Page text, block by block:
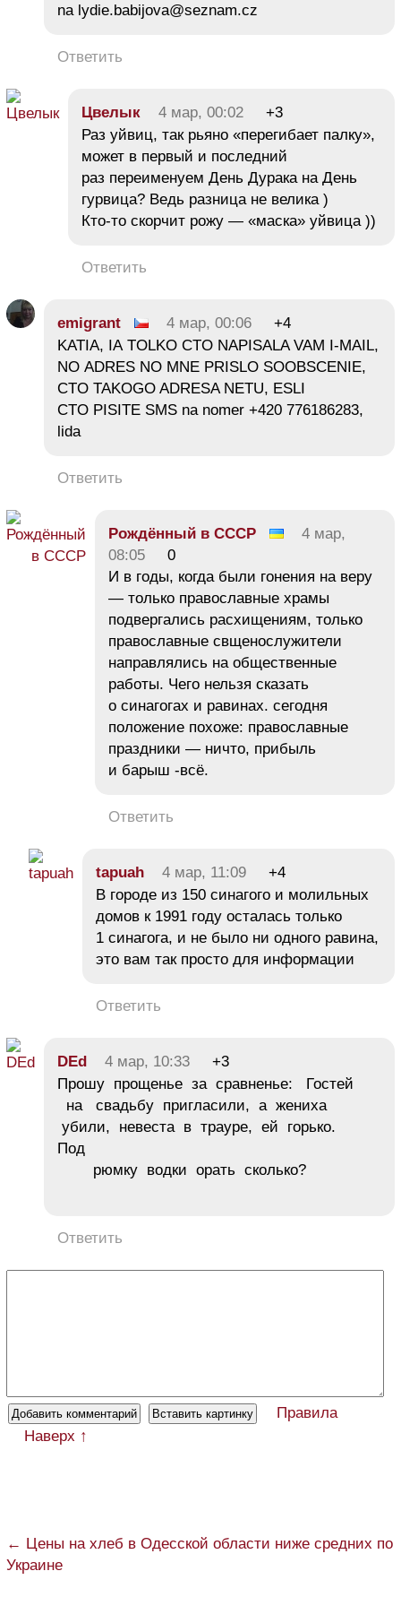
na lydie.babijova@seznam.cz
Ответить
Цвелык 4 мар, 00:02
+3
Раз уйвиц, так рьяно «перегибает палку»,
может в первый и последний
раз переименуем День Дурака на День
гурвица? Ведь разница не велика )
Кто-то скорчит рожу — «маска» уйвица ))
Ответить
emigrant 4 мар, 00:06
+4
KATIA, IA TOLKO CTO NAPISALA VAM I-MAIL,
NO ADRES NO MNE PRISLO SOOBSCENIE,
CTO TAKOGO ADRESA NETU, ESLI
CTO PISITE SMS na nomer +420 776186283,
lida
Ответить
Рождённый в СССР
4 мар,
08:05
0
И в годы, когда были гонения на веру
— только православные храмы
подвергались расхищениям, только
православные свщенослужители
направлялись на общественные
работы. Чего нельзя сказать
о синагогах и равинах. сегодня
положение похоже: православные
праздники — ничто, прибыль
и барыш -всё.
Ответить
tapuah 4 мар, 11:09
+4
В городе из 150 синагого и молильных
домов к 1991 году осталась только
1 синагога, и не было ни одного равина,
это вам так просто для информации
Ответить
DEd 4 мар, 10:33
+3
Прошу прощенье за сравненье: Гостей
на свадьбу пригласили, а жениха
убили, невеста в трауре, ей горько.
Под
рюмку водки орать сколько?
Ответить
Правила
Наверх ↑
← Цены на хлеб в Одесской области ниже средних по
Украине